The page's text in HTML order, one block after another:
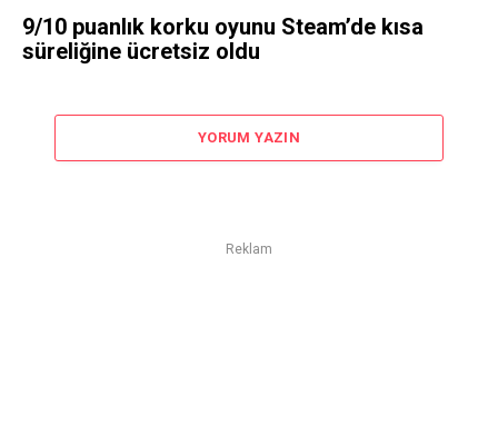
9/10 puanlık korku oyunu Steam’de kısa
süreliğine ücretsiz oldu
YORUM YAZIN
Reklam